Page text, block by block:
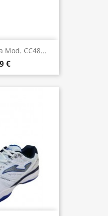
Mod. CC48...
€